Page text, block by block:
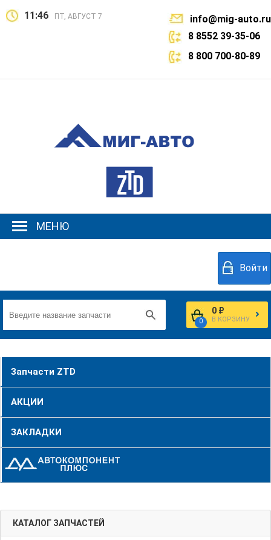
11:46 ПТ, АВГУСТ 7
info@mig-auto.ru
8 8552 39-35-06
8 800 700-80-89
МЕНЮ
Войти
0
0 ₽
В КОРЗИНУ
Запчасти ZTD
АКЦИИ
ЗАКЛАДКИ
КАТАЛОГ ЗАПЧАСТЕЙ